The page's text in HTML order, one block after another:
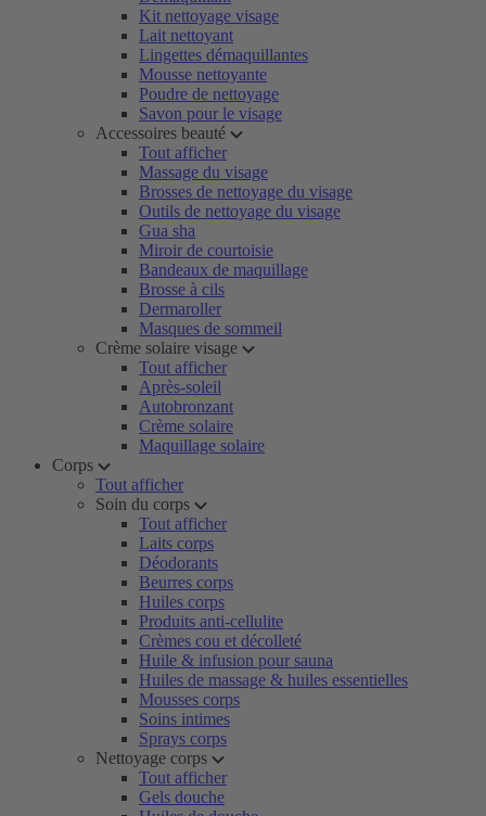
Kit nettoyage visage
Lait nettoyant
Lingettes démaquillantes
Mousse nettoyante
Poudre de nettoyage
Savon pour le visage
Accessoires beauté
Tout afficher
Massage du visage
Brosses de nettoyage du visage
Outils de nettoyage du visage
Gua sha
Miroir de courtoisie
Bandeaux de maquillage
Brosse à cils
Dermaroller
Masques de sommeil
Crème solaire visage
Tout afficher
Après-soleil
Autobronzant
Crème solaire
Maquillage solaire
Corps
Tout afficher
Soin du corps
Tout afficher
Laits corps
Déodorants
Beurres corps
Huiles corps
Produits anti-cellulite
Crèmes cou et décolleté
Huile & infusion pour sauna
Huiles de massage & huiles essentielles
Mousses corps
Soins intimes
Sprays corps
Nettoyage corps
Tout afficher
Gels douche